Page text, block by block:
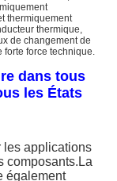
thermiquement
thermique,
de changement de
forte force technique.
dans tous
les États
les applications
composants.La
également